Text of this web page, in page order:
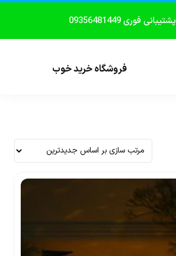
پشتیبانی فوری 09356481449
فروشگاه خرید خوب